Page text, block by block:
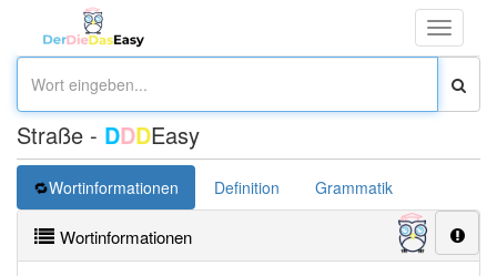
Toggle
Straße - DDDEasy
Wortinformationen Definition Grammatik
Wortinformationen